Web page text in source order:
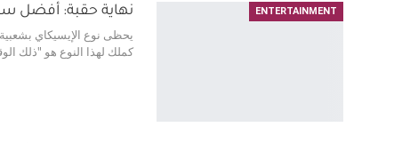
ENTERTAINMENT نهاية حقبة: أفضل
يحظى نوع الإيسيكاي
كملك لهذا النوع هو "ذلك